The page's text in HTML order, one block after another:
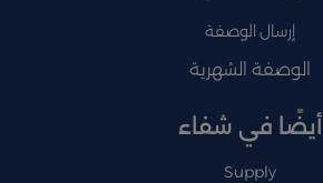
إرسال الوصفة
الوصفة الشهرية
أيضًا في شفاء
Supply